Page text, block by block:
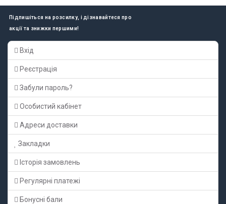
Підпишіться на розсилку, і дізнавайтеся про
акції та знижки першими!
Вхід
Реєстрація
Забули пароль?
Особистий кабінет
Адреси доставки
Закладки
Історія замовлень
Регулярні платежі
Бонусні бали